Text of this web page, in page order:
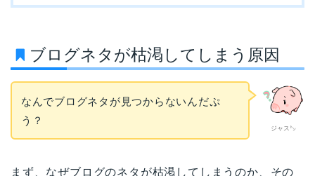
ブログネタが枯渇してしまう原因
ジャス㌧
なんでブログネタが見つからないんだぷ
う？
まず、なぜブログのネタが枯渇してしまうのか、その